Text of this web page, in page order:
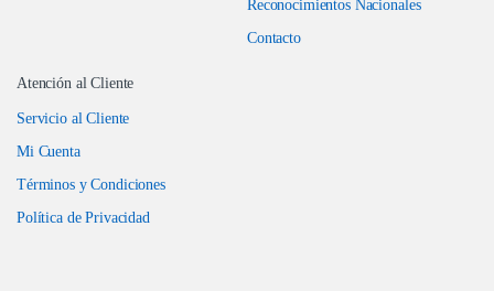
Reconocimientos Nacionales
Contacto
Atención al Cliente
Servicio al Cliente
Mi Cuenta
Términos y Condiciones
Política de Privacidad